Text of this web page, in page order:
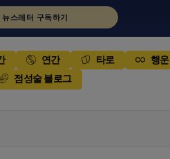
뉴스레터 구독하기
연간 타로 행운
점성술 블로그